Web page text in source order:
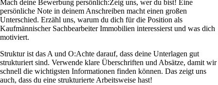
Mach deine Bewerbung persönlich:Zeig uns, wer du bist! Eine
persönliche Note in deinem Anschreiben macht einen großen
Unterschied. Erzähl uns, warum du dich für die Position als
Kaufmännischer Sachbearbeiter Immobilien interessierst und was dich
motiviert.
Struktur ist das A und O:Achte darauf, dass deine Unterlagen gut
strukturiert sind. Verwende klare Überschriften und Absätze, damit wir
schnell die wichtigsten Informationen finden können. Das zeigt uns
auch, dass du eine strukturierte Arbeitsweise hast!